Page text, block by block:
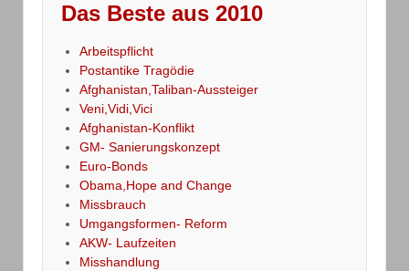
Das Beste aus 2010
Arbeitspflicht
Postantike Tragödie
Afghanistan,Taliban-Aussteiger
Veni,Vidi,Vici
Afghanistan-Konflikt
GM- Sanierungskonzept
Euro-Bonds
Obama,Hope and Change
Missbrauch
Umgangsformen- Reform
AKW- Laufzeiten
Misshandlung